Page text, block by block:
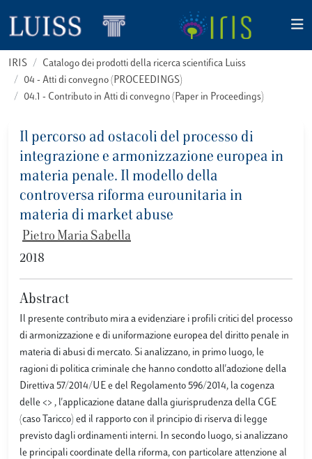
IRIS
Catalogo dei prodotti della ricerca scientifica Luiss
04 - Atti di convegno (PROCEEDINGS)
04.1 - Contributo in Atti di convegno (Paper in Proceedings)
Il percorso ad ostacoli del processo di
integrazione e armonizzazione europea in
materia penale. Il modello della
controversa riforma eurounitaria in
materia di market abuse
Pietro Maria Sabella
2018
Abstract
Il presente contributo mira a evidenziare i profili critici del processo
di armonizzazione e di uniformazione europea del diritto penale in
materia di abusi di mercato. Si analizzano, in primo luogo, le
ragioni di politica criminale che hanno condotto all'adozione della
Direttiva 57/2014/UE e del Regolamento 596/2014, la cogenza
delle <> , l'applicazione datane dalla giurisprudenza della CGE
(caso Taricco) ed il rapporto con il principio di riserva di legge
previsto dagli ordinamenti interni. In secondo luogo, si analizzano
le principali coordinate della riforma, con particolare attenzione al